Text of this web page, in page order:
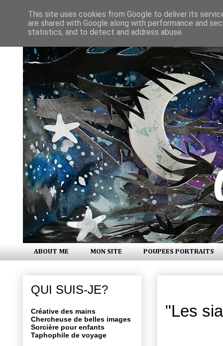
ABOUT ME MON SITE POUPEES PORTRAITS
"Les
QUI SUIS-JE?
Créative des mains
Chercheuse de belles images
Sorcière pour enfants
Taphophile de voyage
This site uses cookies from Google to deliver its
are shared with Google along with performance and
statistics, and to detect and address abuse.